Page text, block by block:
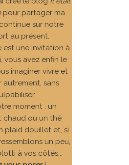
pour partager ma
sur notre
au présent.
est une invitation à
vous avez enfin le
imaginer vivre et
autrement, sans
moment : un
chaud ou un thé
plaid douillet et, si
un peu,
à vos côtés...